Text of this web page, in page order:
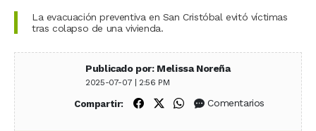
La evacuación preventiva en San Cristóbal evitó víctimas
tras colapso de una vivienda.
Publicado por: Melissa Noreña
2025-07-07 | 2:56 PM
Compartir: Compartir en Facebook
Compartir en X (Twitter)
Compartir en WhatsApp
Comentarios